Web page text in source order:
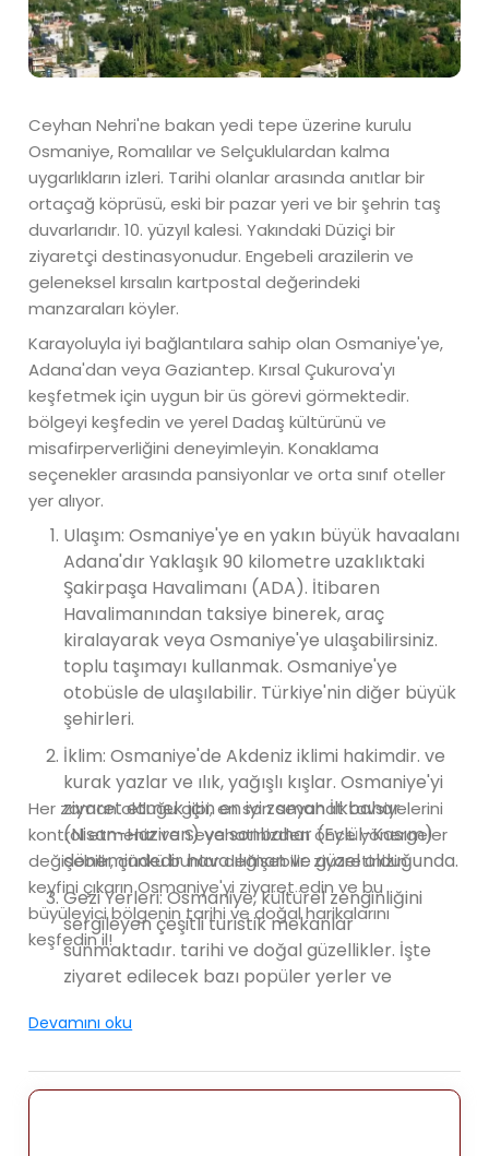
Ceyhan Nehri'ne bakan yedi tepe üzerine kurulu
Osmaniye, Romalılar ve Selçuklulardan kalma
uygarlıkların izleri. Tarihi olanlar arasında anıtlar bir
ortaçağ köprüsü, eski bir pazar yeri ve bir şehrin taş
duvarlarıdır. 10. yüzyıl kalesi. Yakındaki Düziçi bir
ziyaretçi destinasyonudur. Engebeli arazilerin ve
geleneksel kırsalın kartpostal değerindeki
manzaraları köyler.
Karayoluyla iyi bağlantılara sahip olan Osmaniye'ye,
Adana'dan veya Gaziantep. Kırsal Çukurova'yı
keşfetmek için uygun bir üs görevi görmektedir.
bölgeyi keşfedin ve yerel Dadaş kültürünü ve
misafirperverliğini deneyimleyin. Konaklama
seçenekler arasında pansiyonlar ve orta sınıf oteller
yer alıyor.
Ulaşım: Osmaniye'ye en yakın büyük havaalanı
Adana'dır Yaklaşık 90 kilometre uzaklıktaki
Şakirpaşa Havalimanı (ADA). İtibaren
Havalimanından taksiye binerek, araç
kiralayarak veya Osmaniye'ye ulaşabilirsiniz.
toplu taşımayı kullanmak. Osmaniye'ye
otobüsle de ulaşılabilir. Türkiye'nin diğer büyük
şehirleri.
İklim: Osmaniye'de Akdeniz iklimi hakimdir. ve
kurak yazlar ve ılık, yağışlı kışlar. Osmaniye'yi
ziyaret etmek için en iyi zaman İlkbahar
(Nisan-Haziran) ve sonbahar (Eylül-Kasım)
dönemindedir hava ılıman ve güzel olduğunda.
Gezi Yerleri: Osmaniye, kültürel zenginliğini
sergileyen çeşitli turistik mekanlar
sunmaktadır. tarihi ve doğal güzellikler. İşte
ziyaret edilecek bazı popüler yerler ve
Karatepe-Aslantaş Arkeolojik Alanı: Yaklaşık
UNESCO Dünya Mirası Alanı kalıntılarına ev
Her zaman olduğu gibi, en son seyahat tavsiyelerini
kontrol etmeniz ve Seyahatinizden önce yönergeler
değişebilir, çünkü bunlar değişebilir. ziyaretinizin
keyfini çıkarın Osmaniye'yi ziyaret edin ve bu
büyüleyici bölgenin tarihi ve doğal harikalarını
keşfedin il!
Devamını oku